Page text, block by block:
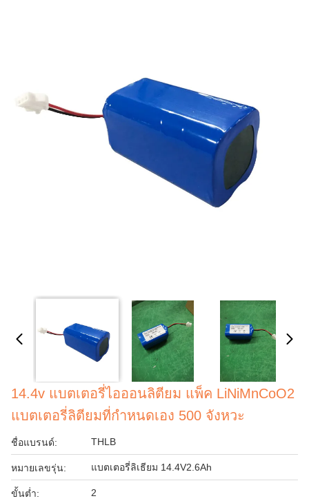
14.4v แบตเตอรี่ไอออนลิตียม แพ็ค LiNiMnCoO2
แบตเตอรี่ลิตียมที่กําหนดเอง 500 จังหวะ
ชื่อแบรนด์: THLB
หมายเลขรุ่น: แบตเตอรี่ลิเธียม 14.4V2.6Ah
ขั้นต่ำ: 2